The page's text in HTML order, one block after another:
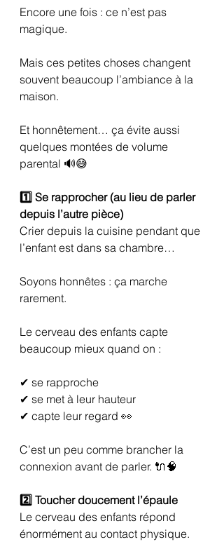
Encore une fois : ce n’est pas
magique.
Mais ces petites choses changent
souvent beaucoup l’ambiance à la
maison.
Et honnêtement… ça évite aussi
quelques montées de volume
parental 🔊😅
1️⃣ Se rapprocher (au lieu de parler
depuis l’autre pièce)
Crier depuis la cuisine pendant que
l’enfant est dans sa chambre…
Soyons honnêtes : ça marche
rarement.
Le cerveau des enfants capte
beaucoup mieux quand on :
✔ se rapproche
✔ se met à leur hauteur
✔ capte leur regard 👀
C’est un peu comme brancher la
connexion avant de parler. 🔌🧠
2️⃣ Toucher doucement l’épaule
Le cerveau des enfants répond
énormément au contact physique.